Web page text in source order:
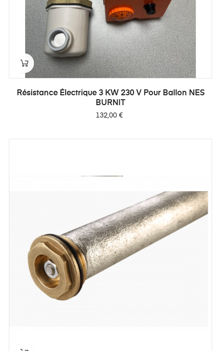
Résistance Électrique 3 KW 230 V Pour Ballon NES
BURNIT
Prix
132,00 €